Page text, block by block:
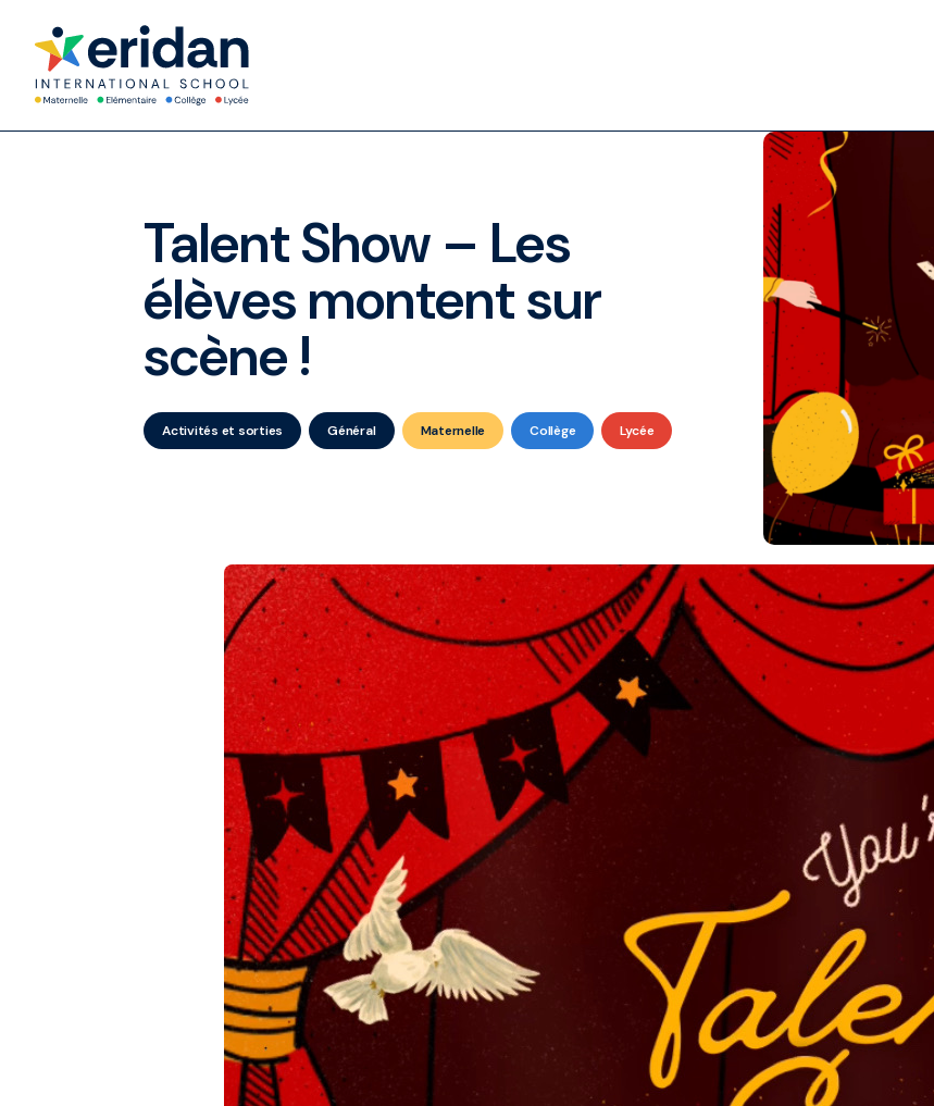
Talent Show – Les
élèves montent sur
scène !
Activités et sorties Collège
Général Lycée
Maternelle